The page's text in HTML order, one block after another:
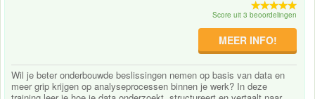
Score uit 3 beoordelingen
MEER INFO!
Wil je beter onderbouwde beslissingen nemen op basis van data en
meer grip krijgen op analyseprocessen binnen je werk? In deze